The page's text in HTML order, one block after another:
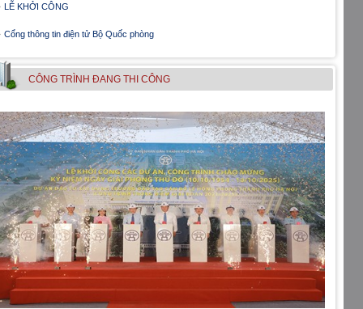
LỄ KHỞI CÔNG
Cổng thông tin điện tử Bộ Quốc phòng
CÔNG TRÌNH ÐANG THI CÔNG